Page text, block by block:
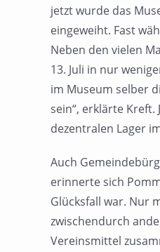
jetzt wurde das
eingeweiht. Fast
Neben den vielen
13. Juli in nur
im Museum selber
sein“, erklärte
dezentralen Lager
Auch
erinnerte sich
Glücksfall war. Nur
zwischendurch
Vereinsmittel